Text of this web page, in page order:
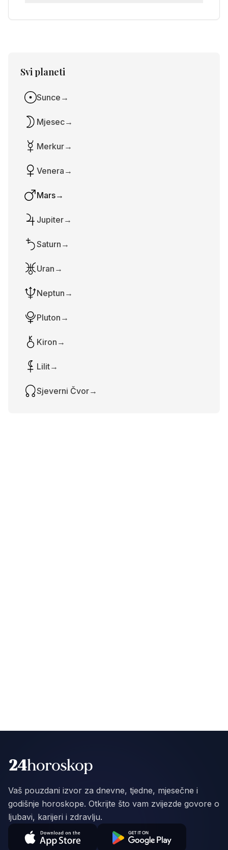
donosi reviziju energije, akcije i načina
Svi planeti
Sunce →
Mjesec→
Merkur→
Venera →
Mars→
Jupiter→
Saturn →
Uran →
Neptun →
Pluton →
Kiron →
Lilit→
Sjeverni Čvor→
Vaš pouzdani izvor za dnevne, tjedne, mjesečne i
godišnje horoskope. Otkrijte što vam zvijezde govore o
ljubavi, karijeri i zdravlju.